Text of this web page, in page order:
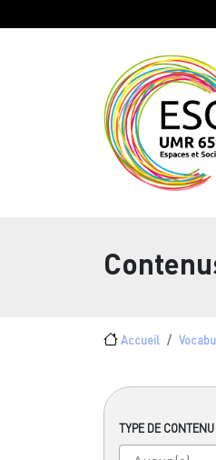
FilAccueil
TYPE DE CONTENU